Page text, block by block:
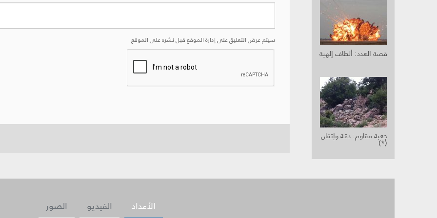
قصة العدد: ألطاف إلهية
جعبة مقاوم: دقة وإتقان
(*)
سيتم عرض التعليق على إدارة الموقع قبل نشره على الموقع
الصور الفيديو الأعداد